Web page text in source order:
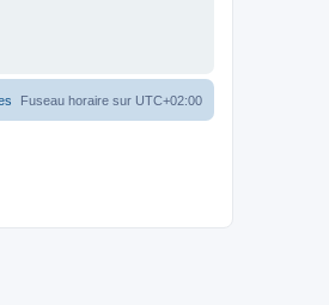
Fuseau horaire sur UTC+02:00